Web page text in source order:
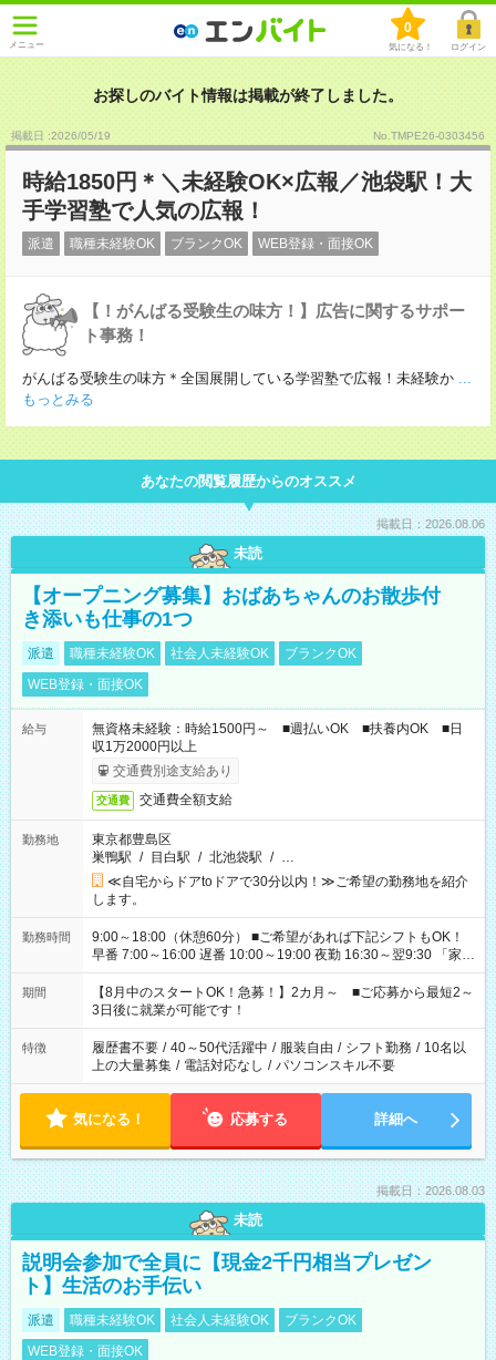
メニュー
0
気になる！ ログイン
お探しのバイト情報は掲載が終了しました。
掲載日 :2026/05/19 No.TMPE26-0303456
時給1850円＊＼未経験OK×広報／池袋駅！大
手学習塾で人気の広報！
派遣 職種未経験OK ブランクOK WEB登録・面接OK
【！がんばる受験生の味方！】広告に関するサポー
ト事務！
がんばる受験生の味方＊全国展開している学習塾で広報！未経験か ...
もっとみる
あなたの閲覧履歴からのオススメ
掲載日：2026.08.06
未読
【オープニング募集】おばあちゃんのお散歩付
き添いも仕事の1つ
派遣 職種未経験OK 社会人未経験OK
ブランクOK
WEB登録・面接OK
給与
無資格未経験：時給1500円～ ■週払いOK ■扶養内OK ■日
収1万2000円以上
交通費別途支給あり
交通費 交通費全額支給
勤務地
東京都豊島区
巣鴨駅 / 目白駅 / 北池袋駅 / …
≪自宅からドアtoドアで30分以内！≫ご希望の勤務地を紹介
します。
勤務時間
9:00～18:00（休憩60分） ■ご希望があれば下記シフトもOK！
早番 7:00～16:00 遅番 10:00～19:00 夜勤 16:30～翌9:30 「家族
と休みを合わせたい」 「余裕を持って夕飯の準備がしたい」
「できれば残業はしたくない」 など、ご希望を教えてください
ね。 ※Wワーク希望の方へ 今ご覧のお仕事で希望する勤務時間
と、もう1つのお仕事の勤務時間。 合計で週40時間を超える場
合は応募できません。
期間
【8月中のスタートOK！急募！】2カ月～ ■ご応募から最短2～
3日後に就業が可能です！
特徴 履歴書不要 / 40～50代活躍中 / 服装自由 / シフト勤務 / 10名以
上の大量募集 / 電話対応なし / パソコンスキル不要
気になる！ 応募する 詳細へ
掲載日：2026.08.03
未読
説明会参加で全員に【現金2千円相当プレゼン
ト】生活のお手伝い
派遣 職種未経験OK 社会人未経験OK
ブランクOK
WEB登録・面接OK